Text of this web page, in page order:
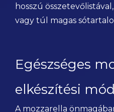
hosszú
vagy túl magas
Egészséges
elkészítési
A mozzarella